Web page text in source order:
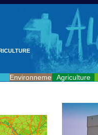
EnvironnementAgriculture